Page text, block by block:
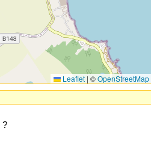
Leaflet | ©OpenStreetMap
?